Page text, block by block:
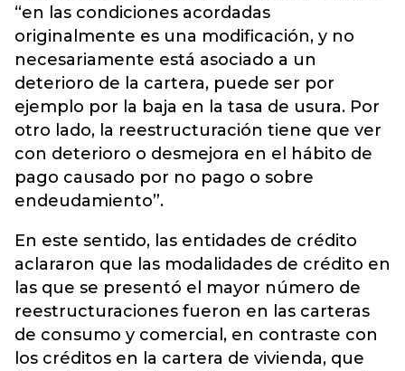
“en las condiciones acordadas
originalmente es una modificación, y no
necesariamente está asociado a un
deterioro de la cartera, puede ser por
ejemplo por la baja en la tasa de usura. Por
otro lado, la reestructuración tiene que ver
con deterioro o desmejora en el hábito de
pago causado por no pago o sobre
endeudamiento”.
En este sentido, las entidades de crédito
aclararon que las modalidades de crédito en
las que se presentó el mayor número de
reestructuraciones fueron en las carteras
de consumo y comercial, en contraste con
los créditos en la cartera de vivienda, que